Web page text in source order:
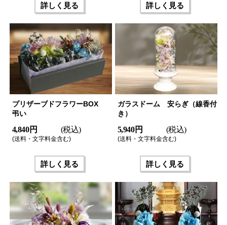
詳しく見る 詳しく見る
プリザーブドフラワーBOX
弔い
4,840 円 (税込)
(送料・文字料金含む)
詳しく見る
ガラスドーム 安らぎ（線香付
き）
5,940 円 (税込)
(送料・文字料金含む)
詳しく見る